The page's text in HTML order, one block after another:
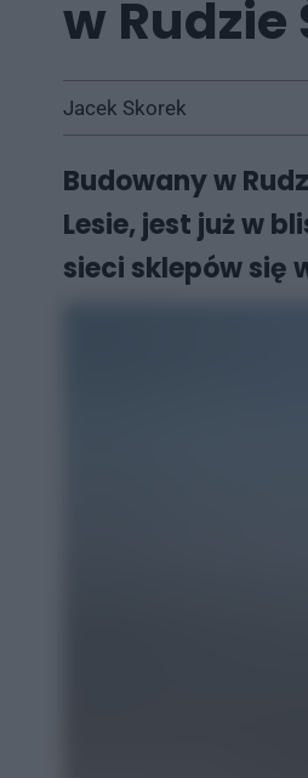
w Rudzie
Jacek Skorek
Budowany w
Lesie, jest już w
sieci sklepów się